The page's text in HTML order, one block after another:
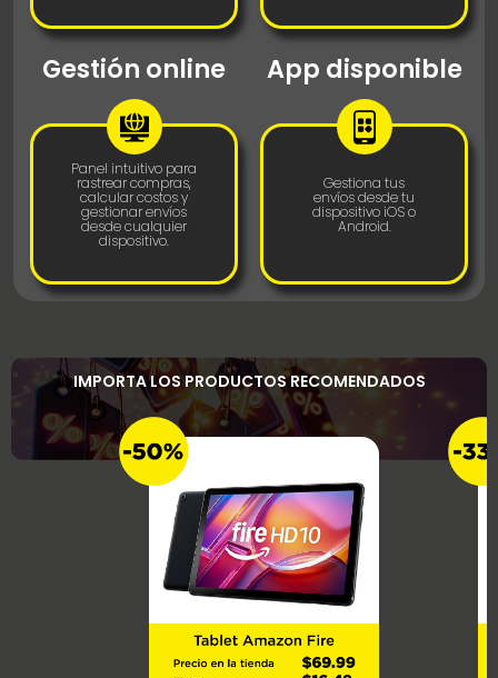
Gestión online
Panel intuitivo para
rastrear compras,
calcular costos y
gestionar envíos
desde cualquier
dispositivo.
App disponible
Gestiona tus
envíos desde tu
dispositivo iOS o
Android.
IMPORTA LOS PRODUCTOS RECOMENDADOS